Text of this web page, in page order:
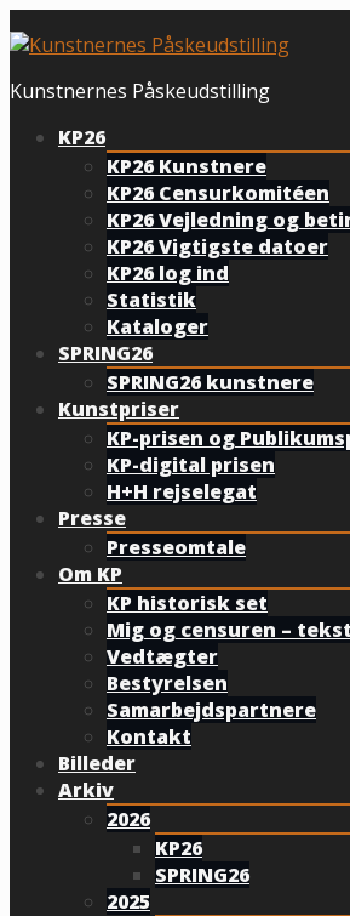
til
Kunstnernes Påskeudstilling
KP26
KP26 Kunstnere
KP26 Censurkomitéen
KP26 Vejledning og
KP26 Vigtigste datoer
KP26 log ind
Statistik
Kataloger
SPRING26
SPRING26 kunstnere
Kunstpriser
KP-prisen og
KP-digital prisen
H+H rejselegat
Presse
Presseomtale
Om KP
KP historisk set
Mig og censuren –
Vedtægter
Bestyrelsen
Samarbejdspartnere
Kontakt
Billeder
Arkiv
2026
KP26
SPRING26
2025